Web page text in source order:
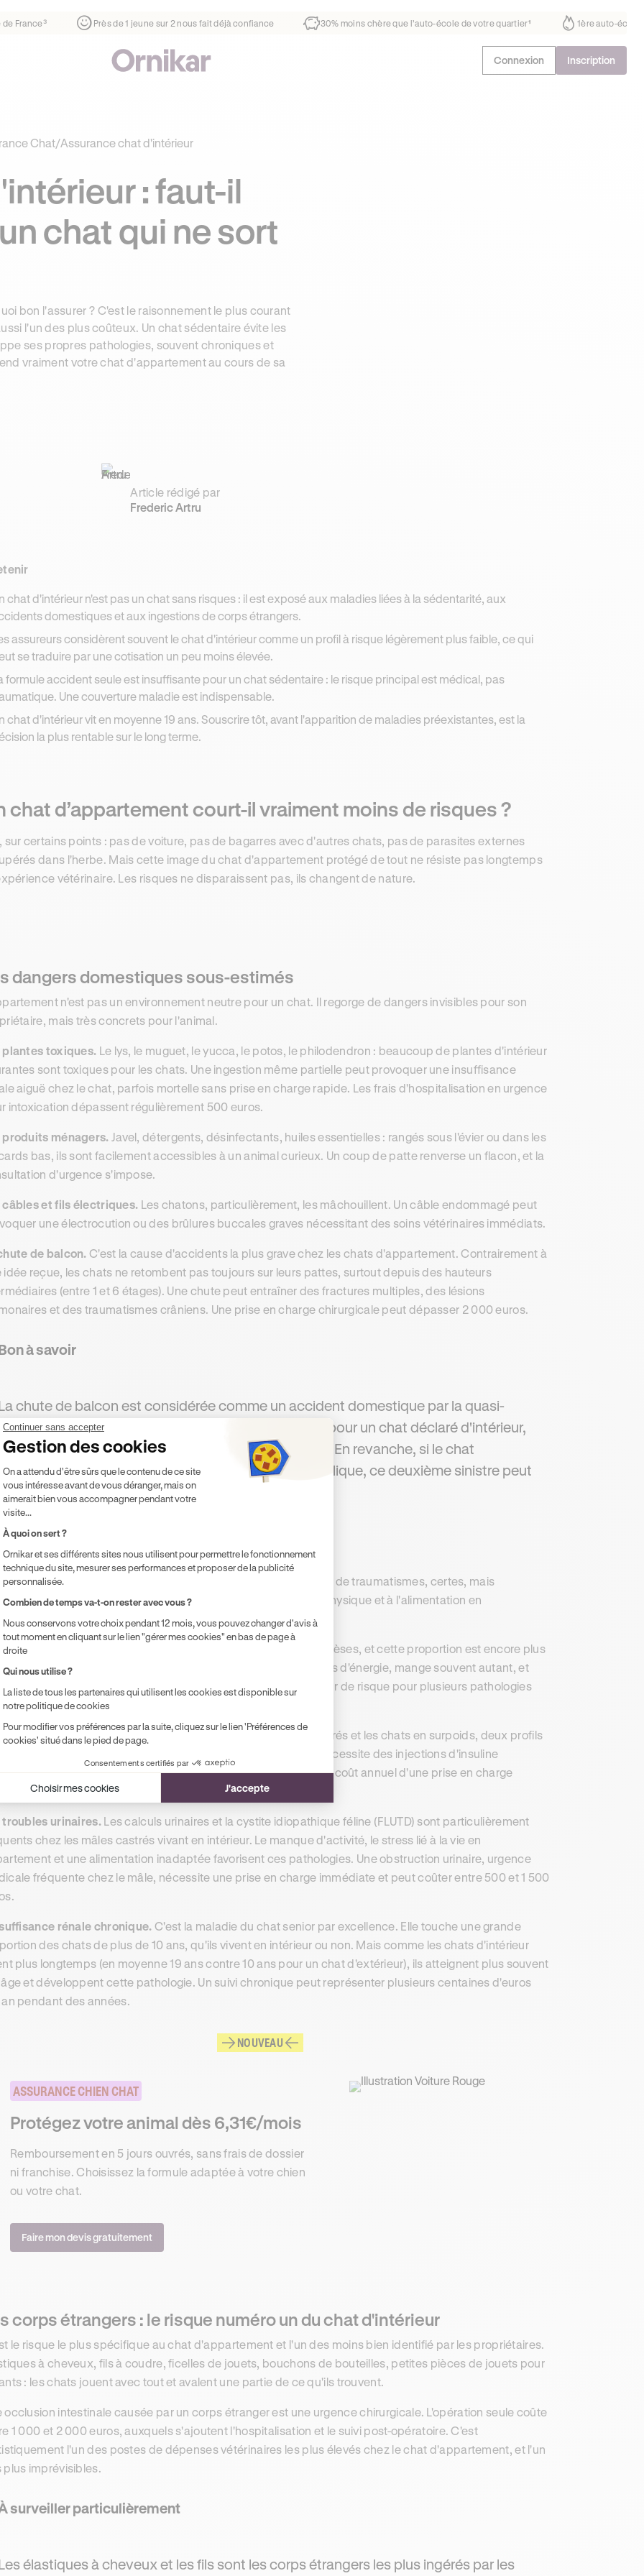
Près de 1 jeune sur 2 nous fait déjà confiance 30% moins chère que l’auto-école de votre quartier¹ 1ère auto-école de
Connexion Inscription
Chat/Assurance chat d'intérieur
: faut-il
chat qui ne sort
bon l'assurer ? C'est le raisonnement le plus courant
l'un des plus coûteux. Un chat sédentaire évite les
ses propres pathologies, souvent chroniques et
vraiment votre chat d'appartement au cours de sa
Article rédigé par
Frederic Artru
chat d'intérieur n'est pas un chat sans risques : il est exposé aux maladies liées à la sédentarité, aux
domestiques et aux ingestions de corps étrangers.
assureurs considèrent souvent le chat d'intérieur comme un profil à risque légèrement plus faible, ce qui
se traduire par une cotisation un peu moins élevée.
formule accident seule est insuffisante pour un chat sédentaire : le risque principal est médical, pas
Une couverture maladie est indispensable.
chat d'intérieur vit en moyenne 19 ans. Souscrire tôt, avant l'apparition de maladies préexistantes, est la
la plus rentable sur le long terme.
chat d’appartement court-il vraiment moins de risques ?
sur certains points : pas de voiture, pas de bagarres avec d'autres chats, pas de parasites externes
dans l'herbe. Mais cette image du chat d'appartement protégé de tout ne résiste pas longtemps
vétérinaire. Les risques ne disparaissent pas, ils changent de nature.
dangers domestiques sous-estimés
n'est pas un environnement neutre pour un chat. Il regorge de dangers invisibles pour son
mais très concrets pour l'animal.
plantes toxiques. Le lys, le muguet, le yucca, le potos, le philodendron : beaucoup de plantes d'intérieur
sont toxiques pour les chats. Une ingestion même partielle peut provoquer une insuffisance
aiguë chez le chat, parfois mortelle sans prise en charge rapide. Les frais d'hospitalisation en urgence
intoxication dépassent régulièrement 500 euros.
produits ménagers. Javel, détergents, désinfectants, huiles essentielles : rangés sous l'évier ou dans les
bas, ils sont facilement accessibles à un animal curieux. Un coup de patte renverse un flacon, et la
d'urgence s'impose.
câbles et fils électriques. Les chatons, particulièrement, les mâchouillent. Un câble endommagé peut
une électrocution ou des brûlures buccales graves nécessitant des soins vétérinaires immédiats.
de balcon. C'est la cause d'accidents la plus grave chez les chats d'appartement. Contrairement à
idée reçue, les chats ne retombent pas toujours sur leurs pattes, surtout depuis des hauteurs
(entre 1 et 6 étages). Une chute peut entraîner des fractures multiples, des lésions
et des traumatismes crâniens. Une prise en charge chirurgicale peut dépasser 2 000 euros.
à savoir
chute de balcon est considérée comme un accident domestique par la quasi-
totalité des assureurs. Elle est donc couverte même pour un chat déclaré d'intérieur,
dès lors que votre formule inclut la garantie accident. En revanche, si le chat
s'échappe après la chute et est blessé sur la voie publique, ce deuxième sinistre peut
être exclu selon les contrats.
maladies liées à la sédentarité
là que le profil du chat d'intérieur se distingue vraiment. Moins de traumatismes, certes, mais
de pathologies chroniques liées au manque d'activité physique et à l'alimentation en
Environ 30 % des chats en France sont en surpoids ou obèses, et cette proportion est encore plus
chez les chats d'intérieur. Un chat sédentaire dépense moins d'énergie, mange souvent autant, et
du poids progressivement. L'obésité est elle-même un facteur de risque pour plusieurs pathologies
: diabète, arthrose, problèmes cardiaques, pancréatite.
sucré.Il touche plus fréquemment les chats mâles castrés et les chats en surpoids, deux profils
courants chez les chats d'appartement. Un chat diabétique nécessite des injections d'insuline
des contrôles réguliers et un suivi vétérinaire à vie. Le coût annuel d'une prise en charge
peut dépasser 800 à 1 200 euros.
troubles urinaires.Les calculs urinaires et la cystite idiopathique féline (FLUTD) sont particulièrement
chez les mâles castrés vivant en intérieur. Le manque d'activité, le stress lié à la vie en
et une alimentation inadaptée favorisent ces pathologies. Une obstruction urinaire, urgence
fréquente chez le mâle, nécessite une prise en charge immédiate et peut coûter entre 500 et 1 500
rénale chronique. C'est la maladie du chat senior par excellence. Elle touche une grande
des chats de plus de 10 ans, qu'ils vivent en intérieur ou non. Mais comme les chats d'intérieur
plus longtemps (en moyenne 19 ans contre 10 ans pour un chat d'extérieur), ils atteignent plus souvent
et développent cette pathologie. Un suivi chronique peut représenter plusieurs centaines d'euros
pendant des années.
NOUVEAU
ASSURANCE CHIEN CHAT
Protégez votre animal dès 6,31€/mois
Remboursement en 5 jours ouvrés, sans frais de dossier
ni franchise. Choisissez la formule adaptée à votre chien
ou votre chat.
Faire mon devis gratuitement
corps étrangers : le risque numéro un du chat d'intérieur
le risque le plus spécifique au chat d'appartement et l'un des moins bien identifié par les propriétaires.
à cheveux, fils à coudre, ficelles de jouets, bouchons de bouteilles, petites pièces de jouets pour
: les chats jouent avec tout et avalent une partie de ce qu'ils trouvent.
occlusion intestinale causée par un corps étranger est une urgence chirurgicale. L'opération seule coûte
1 000 et 2 000 euros, auxquels s'ajoutent l'hospitalisation et le suivi post-opératoire. C'est
l'un des postes de dépenses vétérinaires les plus élevés chez le chat d'appartement, et l'un
plus imprévisibles.
surveiller particulièrement
élastiques à cheveux et les fils sont les corps étrangers les plus ingérés par les
Continuer sans accepter
Gestion des cookies
Plateforme de Gestion du Consentement : Personnalisez vos Options
On a attendu d'être sûrs que le contenu de ce site
vous intéresse avant de vous déranger, mais on
aimerait bien vous accompagner pendant votre
visite...
À quoi on sert ?
Ornikar et ses différents sites nous utilisent pour permettre le fonctionnement
technique du site, mesurer ses performances et proposer de la publicité
personnalisée.
Combien de temps va-t-on rester avec vous ?
Nous conservons votre choix pendant 12 mois, vous pouvez changer d'avis à
tout moment en cliquant sur le lien "gérer mes cookies" en bas de page à
droite
Qui nous utilise ?
La liste de tous les partenaires qui utilisent les cookies est disponible sur
notre politique de cookies
Pour modifier vos préférences par la suite, cliquez sur le lien 'Préférences de
cookies' situé dans le pied de page.
Consentements certifiés par
Choisir mes cookies J'accepte
Axeptio consent